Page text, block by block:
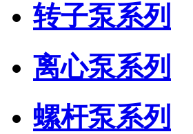
转子泵系列
离心泵系列
螺杆泵系列